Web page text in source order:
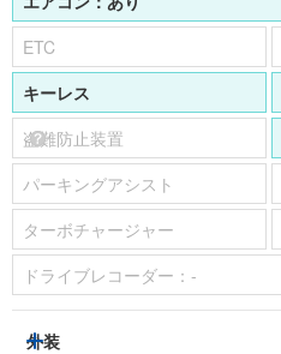
ETC
キーレス
盗難防止装置
パーキングアシスト
ターボチャージャー
ドライブレコーダー： -
外装